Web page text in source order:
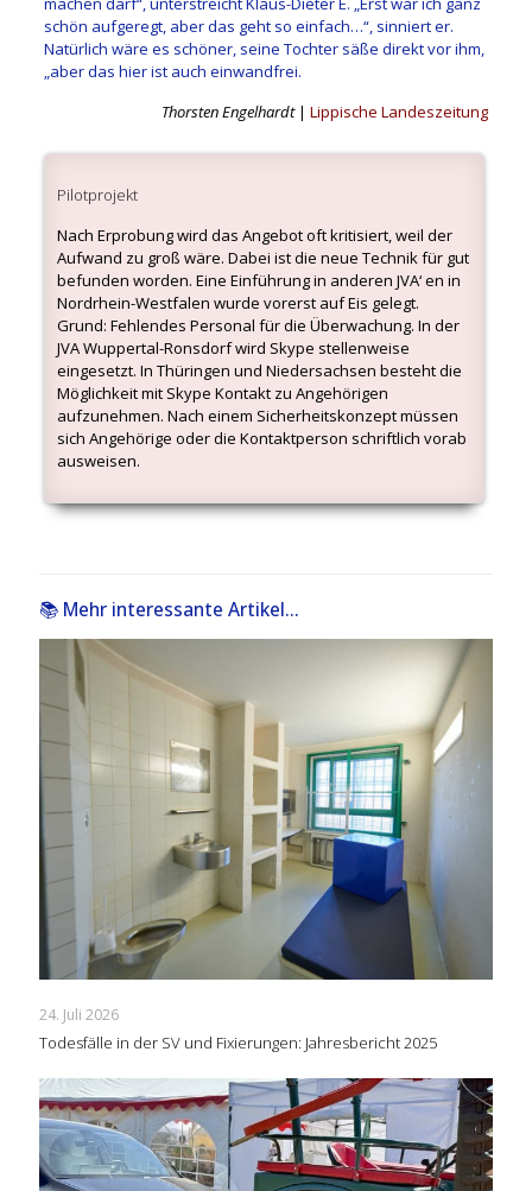
schön aufgeregt, aber das geht so einfach…“, sinniert er.
Natürlich wäre es schöner, seine Tochter säße direkt vor ihm,
„aber das hier ist auch einwandfrei.
Thorsten Engelhardt|Lippische Landeszeitung
Pilotprojekt
Nach Erprobung wird das Angebot oft kritisiert, weil der
Aufwand zu groß wäre. Dabei ist die neue Technik für gut
befunden worden. Eine Einführung in anderen JVA‘ en in
Nordrhein-Westfalen wurde vorerst auf Eis gelegt.
Grund: Fehlendes Personal für die Überwachung. In der
JVA Wuppertal-Ronsdorf wird Skype stellenweise
eingesetzt. In Thüringen und Niedersachsen besteht die
Möglichkeit mit Skype Kontakt zu Angehörigen
aufzunehmen. Nach einem Sicherheitskonzept müssen
sich Angehörige oder die Kontaktperson schriftlich vorab
ausweisen.
📚 Mehr interessante Artikel...
24. Juli 2026
Todesfälle in der SV und Fixierungen: Jahresbericht 2025